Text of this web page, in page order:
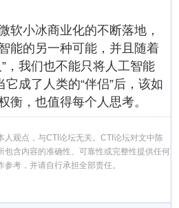
小冰商业化的不断落地，
能的另一种可能，并且随着
，我们也不能只将人工智能
它成了人类的“伴侣”后，该如
衡，也值得每个人思考。
人观点，与CTI论坛无关。CTI论坛对文中陈
包含内容的准确性、可靠性或完整性提供任何
考，并请自行承担全部责任。